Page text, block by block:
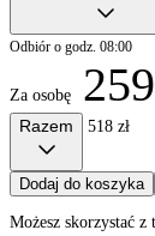
Odbiór o godz. 08:00
Za osobę 259
Razem 518 zł
Dodaj do koszyka
Możesz skorzystać